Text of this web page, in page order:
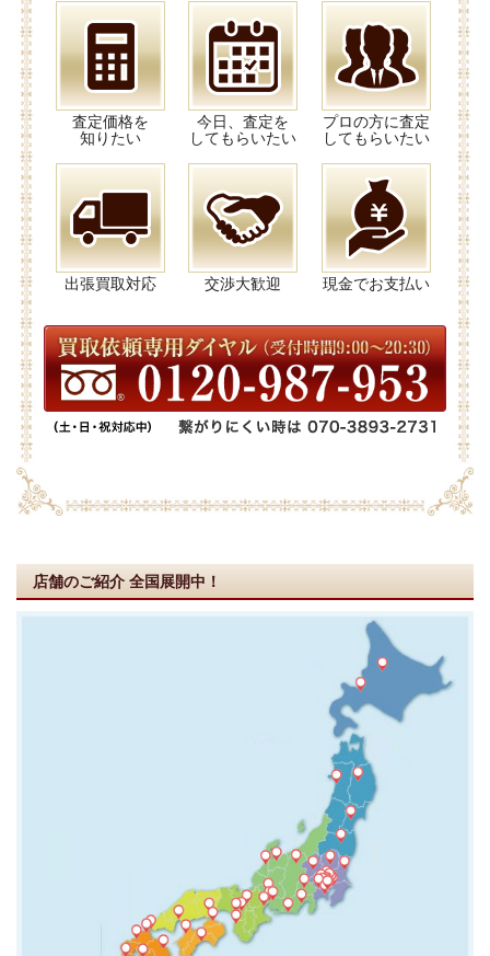
査定価格を
知りたい
今日、査定を
してもらいたい
プロの方に査定
してもらいたい
出張買取対応 交渉大歓迎 現金でお支払い
店舗のご紹介 全国展開中！